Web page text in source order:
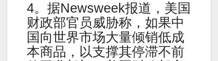
4。据Newsweek报道，美国
财政部官员威胁称，如果中
国向世界市场大量倾销低成
本商品，以支撑其停滞不前